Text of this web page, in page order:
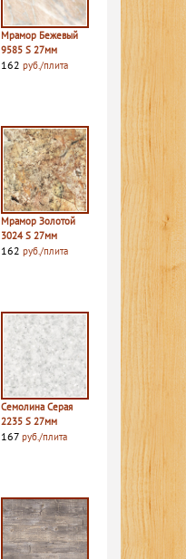
Мрамор Бежевый
9585 S 27мм
162руб./плита
Мрамор Золотой
3024 S 27мм
162руб./плита
Семолина Серая
2235 S 27мм
167руб./плита